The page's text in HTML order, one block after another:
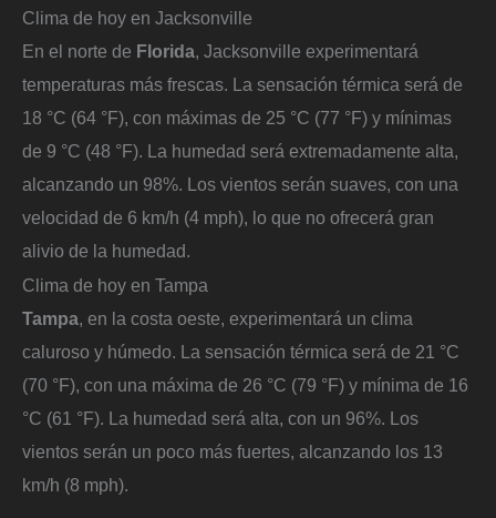
Clima de hoy en Jacksonville
En el norte de Florida, Jacksonville experimentará
temperaturas más frescas. La sensación térmica será de
18 °C (64 °F), con máximas de 25 °C (77 °F) y mínimas
de 9 °C (48 °F). La humedad será extremadamente alta,
alcanzando un 98%. Los vientos serán suaves, con una
velocidad de 6 km/h (4 mph), lo que no ofrecerá gran
alivio de la humedad.
Clima de hoy en Tampa
Tampa, en la costa oeste, experimentará un clima
caluroso y húmedo. La sensación térmica será de 21 °C
(70 °F), con una máxima de 26 °C (79 °F) y mínima de 16
°C (61 °F). La humedad será alta, con un 96%. Los
vientos serán un poco más fuertes, alcanzando los 13
km/h (8 mph).